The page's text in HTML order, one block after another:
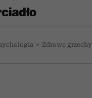
> Zdrowe